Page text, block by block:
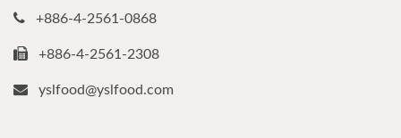
+886-4-2561-0868
+886-4-2561-2308
yslfood@yslfood.com